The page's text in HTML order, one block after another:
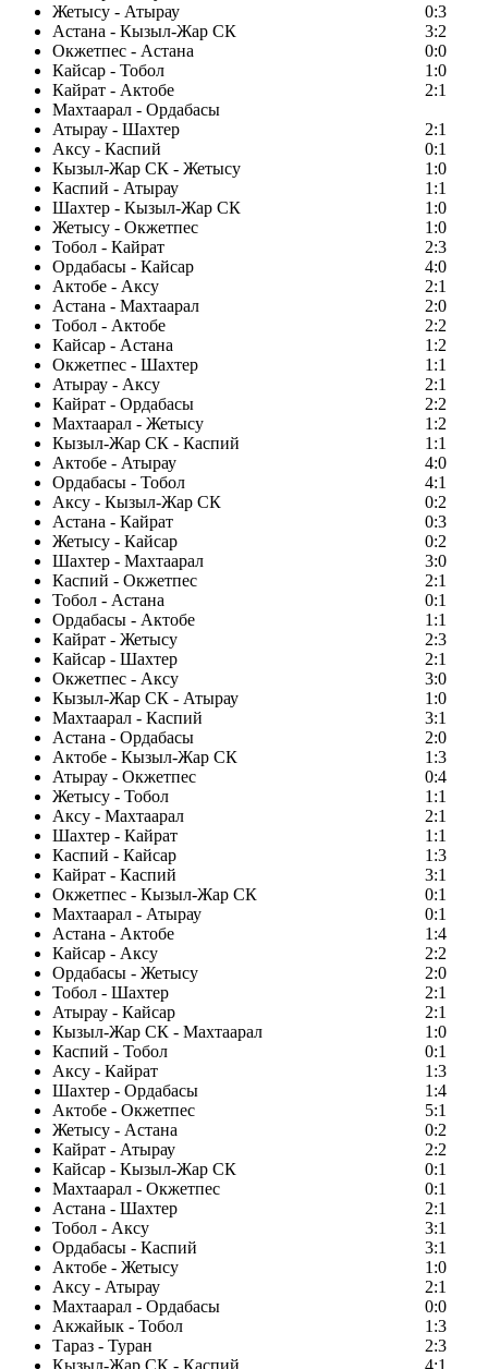
Жетысу - Атырау
0:3
Астана - Кызыл-Жар СК
3:2
Окжетпес - Астана
0:0
Кайсар - Тобол
1:0
Кайрат - Актобе
2:1
Махтаарал - Ордабасы
Атырау - Шахтер
2:1
Аксу - Каспий
0:1
Кызыл-Жар СК - Жетысу
1:0
Каспий - Атырау
1:1
Шахтер - Кызыл-Жар СК
1:0
Жетысу - Окжетпес
1:0
Тобол - Кайрат
2:3
Ордабасы - Кайсар
4:0
Актобе - Аксу
2:1
Астана - Махтаарал
2:0
Тобол - Актобе
2:2
Кайсар - Астана
1:2
Окжетпес - Шахтер
1:1
Атырау - Аксу
2:1
Кайрат - Ордабасы
2:2
Махтаарал - Жетысу
1:2
Кызыл-Жар СК - Каспий
1:1
Актобе - Атырау
4:0
Ордабасы - Тобол
4:1
Аксу - Кызыл-Жар СК
0:2
Астана - Кайрат
0:3
Жетысу - Кайсар
0:2
Шахтер - Махтаарал
3:0
Каспий - Окжетпес
2:1
Тобол - Астана
0:1
Ордабасы - Актобе
1:1
Кайрат - Жетысу
2:3
Кайсар - Шахтер
2:1
Окжетпес - Аксу
3:0
Кызыл-Жар СК - Атырау
1:0
Махтаарал - Каспий
3:1
Астана - Ордабасы
2:0
Актобе - Кызыл-Жар СК
1:3
Атырау - Окжетпес
0:4
Жетысу - Тобол
1:1
Аксу - Махтаарал
2:1
Шахтер - Кайрат
1:1
Каспий - Кайсар
1:3
Кайрат - Каспий
3:1
Окжетпес - Кызыл-Жар СК
0:1
Махтаарал - Атырау
0:1
Астана - Актобе
1:4
Кайсар - Аксу
2:2
Ордабасы - Жетысу
2:0
Тобол - Шахтер
2:1
Атырау - Кайсар
2:1
Кызыл-Жар СК - Махтаарал
1:0
Каспий - Тобол
0:1
Аксу - Кайрат
1:3
Шахтер - Ордабасы
1:4
Актобе - Окжетпес
5:1
Жетысу - Астана
0:2
Кайрат - Атырау
2:2
Кайсар - Кызыл-Жар СК
0:1
Махтаарал - Окжетпес
0:1
Астана - Шахтер
2:1
Тобол - Аксу
3:1
Ордабасы - Каспий
3:1
Актобе - Жетысу
1:0
Аксу - Атырау
2:1
Махтаарал - Ордабасы
0:0
Акжайык - Тобол
1:3
Тараз - Туран
2:3